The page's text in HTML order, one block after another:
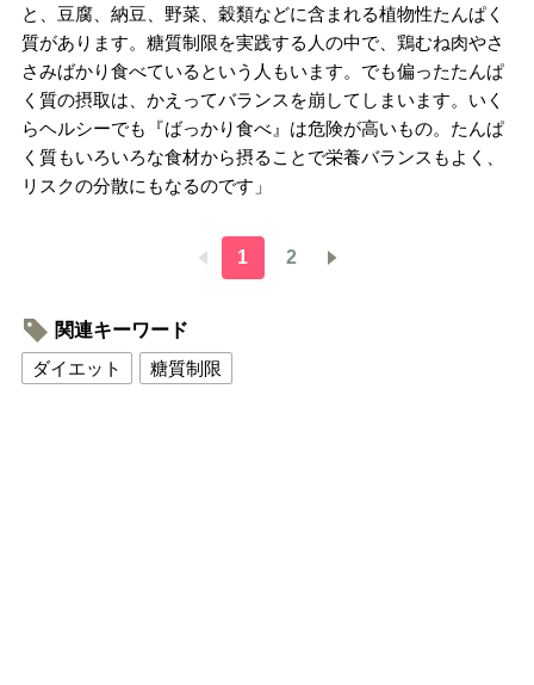
と、豆腐、納豆、野菜、穀類などに含まれる植物性たんぱく
質があります。糖質制限を実践する人の中で、鶏むね肉やさ
さみばかり食べているという人もいます。でも偏ったたんぱ
く質の摂取は、かえってバランスを崩してしまいます。いく
らヘルシーでも『ばっかり食べ』は危険が高いもの。たんぱ
く質もいろいろな食材から摂ることで栄養バランスもよく、
リスクの分散にもなるのです」
1 2
関連キーワード
ダイエット
糖質制限